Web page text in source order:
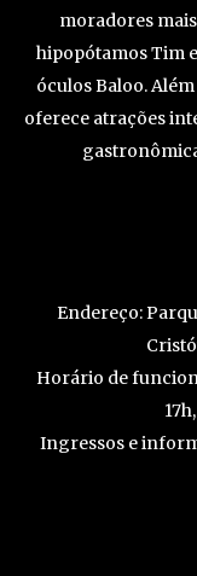
moradores
hipopótamos Tim
óculos Baloo.
oferece atrações
Endereço:
Horário de
Ingressos e